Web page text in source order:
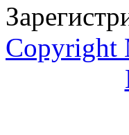
Copyright